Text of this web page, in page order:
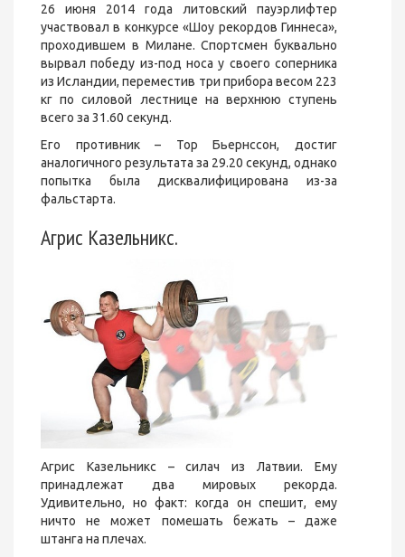
26 июня 2014 года литовский пауэрлифтер
участвовал в конкурсе «Шоу рекордов Гиннеса»,
проходившем в Милане. Спортсмен буквально
вырвал победу из-под носа у своего соперника
из Исландии, переместив три прибора весом 223
кг по силовой лестнице на верхнюю ступень
всего за 31.60 секунд.
Его противник – Тор Бьернссон, достиг
аналогичного результата за 29.20 секунд, однако
попытка была дисквалифицирована из-за
фальстарта.
Агрис Казельникс.
Агрис Казельникс – силач из Латвии. Ему
принадлежат два мировых рекорда.
Удивительно, но факт: когда он спешит, ему
ничто не может помешать бежать – даже
штанга на плечах.